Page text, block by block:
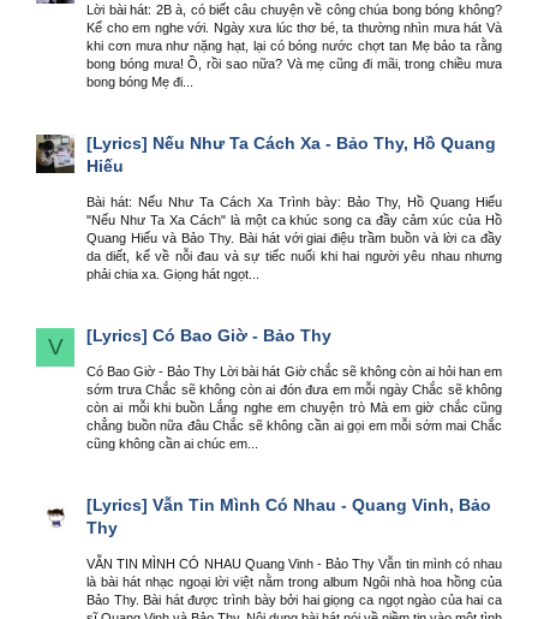
Lời bài hát: 2B à, có biết câu chuyện về công chúa bong bóng không?
Kể cho em nghe với. Ngày xưa lúc thơ bé, ta thường nhìn mưa hát Và
khi cơn mưa như nặng hạt, lại có bóng nước chợt tan Mẹ bảo ta rằng
bong bóng mưa! Ồ, rồi sao nữa? Và mẹ cũng đi mãi, trong chiều mưa
bong bóng Mẹ đi...
[Lyrics] Nếu Như Ta Cách Xa - Bảo Thy, Hồ Quang
Hiếu
Bài hát: Nếu Như Ta Cách Xa Trình bày: Bảo Thy, Hồ Quang Hiếu
"Nếu Như Ta Xa Cách" là một ca khúc song ca đầy cảm xúc của Hồ
Quang Hiếu và Bảo Thy. Bài hát với giai điệu trầm buồn và lời ca đầy
da diết, kể về nỗi đau và sự tiếc nuối khi hai người yêu nhau nhưng
phải chia xa. Giọng hát ngọt...
V [Lyrics] Có Bao Giờ - Bảo Thy
Có Bao Giờ - Bảo Thy Lời bài hát Giờ chắc sẽ không còn ai hỏi han em
sớm trưa Chắc sẽ không còn ai đón đưa em mỗi ngày Chắc sẽ không
còn ai mỗi khi buồn Lắng nghe em chuyện trò Mà em giờ chắc cũng
chẳng buồn nữa đâu Chắc sẽ không cần ai gọi em mỗi sớm mai Chắc
cũng không cần ai chúc em...
[Lyrics] Vẫn Tin Mình Có Nhau - Quang Vinh, Bảo
Thy
VẪN TIN MÌNH CÓ NHAU Quang Vinh - Bảo Thy Vẫn tin mình có nhau
là bài hát nhạc ngoại lời việt nằm trong album Ngôi nhà hoa hồng của
Bảo Thy. Bài hát được trình bày bởi hai giọng ca ngọt ngào của hai ca